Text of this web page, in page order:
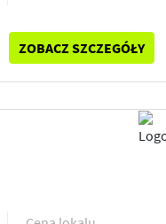
ZOBACZ SZCZEGÓŁY